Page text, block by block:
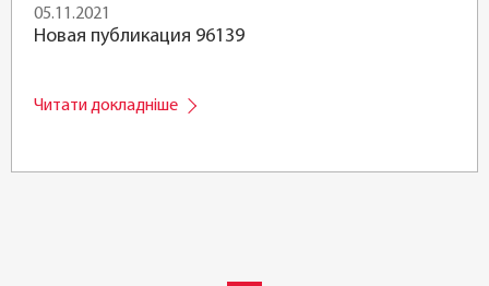
05.11.2021
Новая публикация 96139
Читати докладніше